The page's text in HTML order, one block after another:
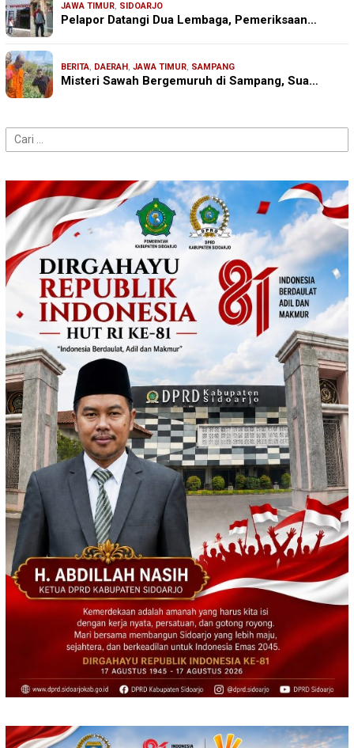
JAWA TIMUR, SIDOARJO
Pelapor Datangi Dua Lembaga, Pemeriksaan…
BERITA, DAERAH , JAWA TIMUR, SAMPANG
Misteri Sawah Bergemuruh di Sampang, Sua…
Cari
untuk: